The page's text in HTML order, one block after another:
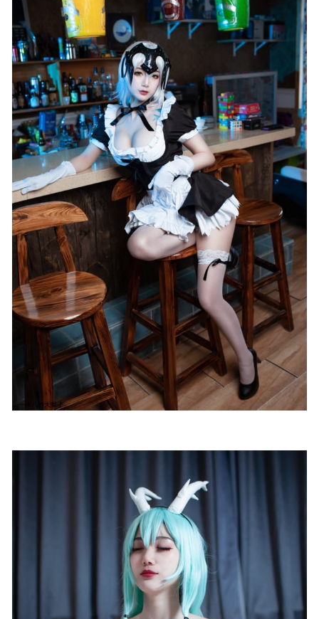
[Ugirls尤果网]爱尤物 2022.07.13 No.2367 娜比[35P] 2023-
01-16
爱蜜社 – 2019.12.06 VOL.412 梦心月[50+1P127M]
2022-11-
07